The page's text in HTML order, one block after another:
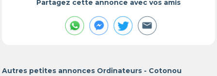
Partagez cette annonce avec vos amis
Autres petites annonces Ordinateurs - Cotonou